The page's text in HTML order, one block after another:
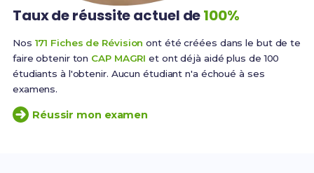
Taux de réussiteactuel de100%
Nos 171 Fiches de Révision ont été créées dans le but de te
faire obtenir ton CAP MAGRI et ont déjà aidé plus de 100
étudiants à l'obtenir. Aucun étudiant n'a échoué à ses
examens.
Réussir mon examen